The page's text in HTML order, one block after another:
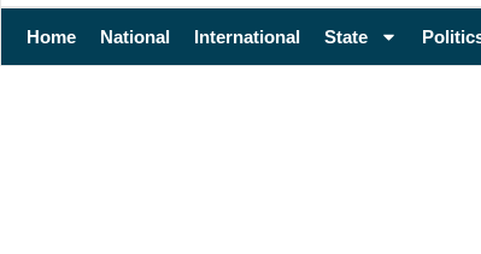
Home National International State